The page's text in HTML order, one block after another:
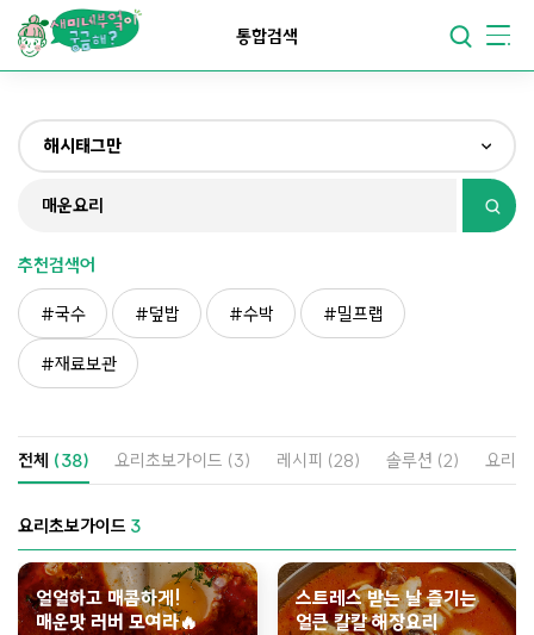
맛있어지는부엌
요리가쉬워지는부엌
통합검색
해시태그만
전체
재료만
해시태그만
추천검색어
국수 덮밥 수박 밀프랩
재료보관
전체 (38) 요리초보가이드 (3) 레시피 (28) 솔루션 (2) 요리
요리초보가이드 3
얼얼하고 매콤하게!
매운맛 러버 모여라🔥
스트레스 받는 날 즐기는
얼큰 칼칼 해장요리